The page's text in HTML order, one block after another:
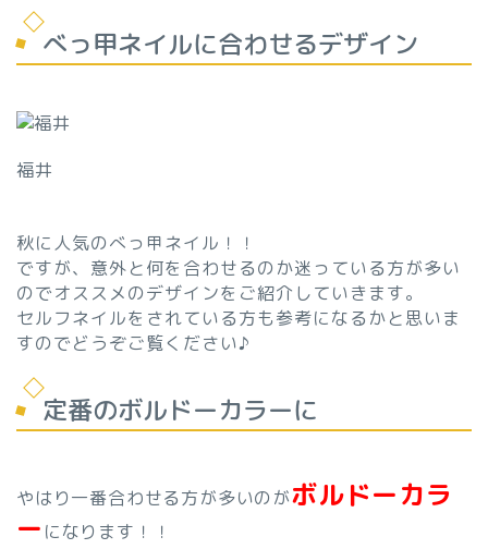
べっ甲ネイルに合わせるデザイン
福井
秋に人気のべっ甲ネイル！！
ですが、意外と何を合わせるのか迷っている方が多い
のでオススメのデザインをご紹介していきます。
セルフネイルをされている方も参考になるかと思いま
すのでどうぞご覧ください♪
定番のボルドーカラーに
やはり一番合わせる方が多いのがボルドーカラ
ー になります！！